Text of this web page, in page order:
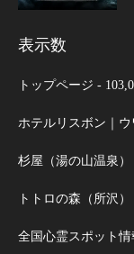
表示数
トップページ -
ホテルリスボン｜
杉屋（湯の山温泉
トトロの森（所沢
全国心霊スポット情